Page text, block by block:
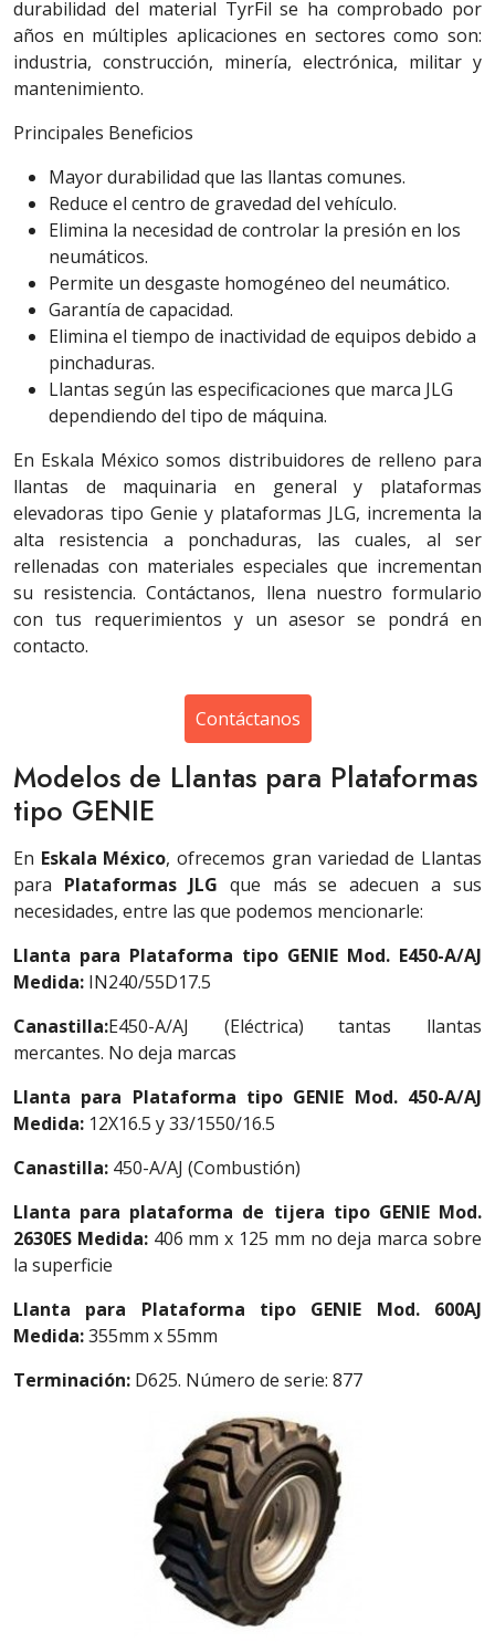
durabilidad del material TyrFil se ha comprobado por
años en múltiples aplicaciones en sectores como son:
industria, construcción, minería, electrónica, militar y
mantenimiento.
Principales Beneficios
Mayor durabilidad que las llantas comunes.
Reduce el centro de gravedad del vehículo.
Elimina la necesidad de controlar la presión en los
neumáticos.
Permite un desgaste homogéneo del neumático.
Garantía de capacidad.
Elimina el tiempo de inactividad de equipos debido a
pinchaduras.
Llantas según las especificaciones que marca JLG
dependiendo del tipo de máquina.
En Eskala México somos distribuidores de relleno para
llantas de maquinaria en general y plataformas
elevadoras tipo Genie y plataformas JLG, incrementa la
alta resistencia a ponchaduras, las cuales, al ser
rellenadas con materiales especiales que incrementan
su resistencia. Contáctanos, llena nuestro formulario
con tus requerimientos y un asesor se pondrá en
contacto.
Contáctanos
Modelos de Llantas para Plataformas
tipo GENIE
En Eskala México, ofrecemos gran variedad de Llantas
para Plataformas JLG que más se adecuen a sus
necesidades, entre las que podemos mencionarle:
Llanta para Plataforma tipo GENIE Mod. E450-A/AJ
Medida: IN240/55D17.5
Canastilla:E450-A/AJ (Eléctrica) tantas llantas
mercantes. No deja marcas
Llanta para Plataforma tipo GENIE Mod. 450-A/AJ
Medida: 12X16.5 y 33/1550/16.5
Canastilla: 450-A/AJ (Combustión)
Llanta para plataforma de tijera tipo GENIE Mod.
2630ES Medida:406 mm x 125 mm no deja marca sobre
la superficie
Llanta para Plataforma tipo GENIE Mod. 600AJ
Medida:355mm x 55mm
Terminación: D625. Número de serie: 877